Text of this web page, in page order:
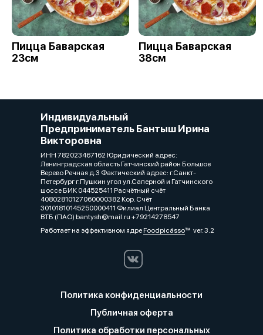
Пицца Баварская
23см
Пицца Баварская
38см
Индивидуальный
Предприниматель Бантыш Ирина
Викторовна
ИНН 782023467162 Юридический адрес:
Ленинградская область Гатчинский район Большое
Верево Речная д.3 Фактический адрес: г.Санкт-
Петербург г.Пушкин угол ул.Саперной и Гатчинского
шоссе БИК 044525411 Расчётный счёт
40802810127060000382 Кор. Счёт
30101810145250000411 Филиал Центральный Банка
ВТБ (ПАО) bantysh@mail.ru +79214278547
Работает на эффективном ядреFoodpicássover. 3.2
Политика конфиденциальности
Публичная оферта
Политика обработки персональных